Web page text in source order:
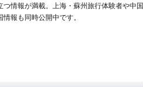
情報が満載。上海・蘇州旅行体験者や中国
報も同時公開中です。